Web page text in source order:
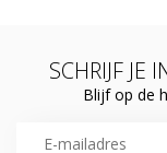
SCHRIJF JE
Blijf op de